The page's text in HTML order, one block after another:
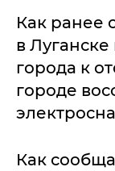
Как ранее
в
города к
городе
Как